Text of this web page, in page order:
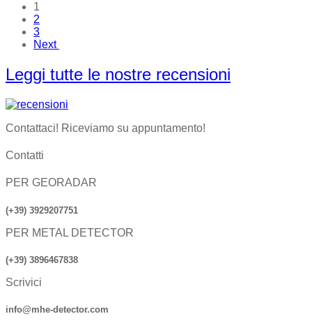
1
2
3
Next
Leggi tutte le nostre recensioni
Contattaci! Riceviamo su appuntamento!
Contatti
PER GEORADAR
(+39) 3929207751
PER METAL DETECTOR
(+39) 3896467838
Scrivici
info@mhe-detector.com